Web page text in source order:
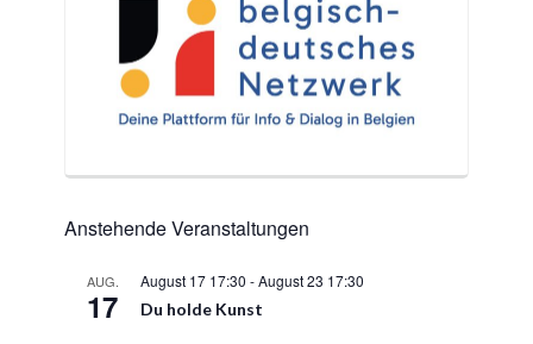
Anstehende Veranstaltungen
AUG.
17
August 17 17:30 -August 23 17:30
Du holde Kunst